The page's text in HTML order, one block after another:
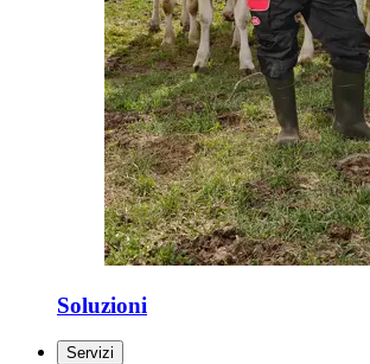
Soluzioni
Servizi